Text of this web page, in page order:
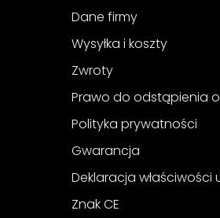
Dane firmy
Wysyłka i koszty
Zwroty
Prawo do odstąpienia
Polityka prywatności
Gwarancja
Deklaracja właściwości
Znak CE